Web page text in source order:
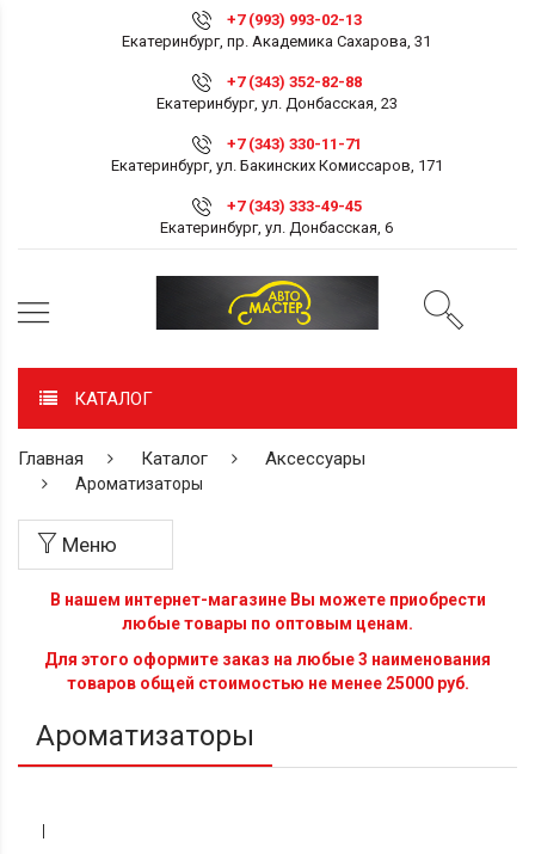
+7 (993) 993-02-13
Екатеринбург, пр. Академика Сахарова, 31
+7 (343) 352-82-88
Екатеринбург, ул. Донбасская, 23
+7 (343) 330-11-71
Екатеринбург, ул. Бакинских Комиссаров, 171
+7 (343) 333-49-45
Екатеринбург, ул. Донбасская, 6
КАТАЛОГ
Главная Каталог Аксессуары
Ароматизаторы
Меню
В нашем интернет-магазине Вы можете приобрести
любые товары по оптовым ценам.
Для этого оформите заказ на любые 3 наименования
товаров общей стоимостью не менее 25000 руб.
Ароматизаторы
ГЕЛЕВЫЕ